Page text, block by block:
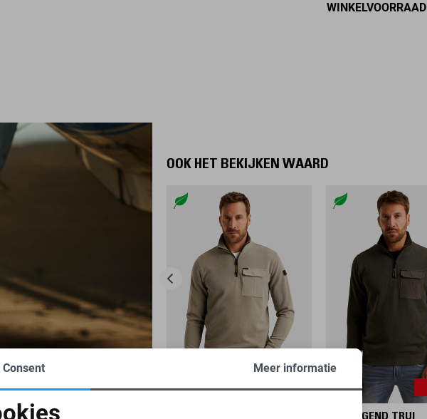
WINKELVOORRAAD
OOK HET BEKIJKEN WAARD
-25%
Consent Meer informatie